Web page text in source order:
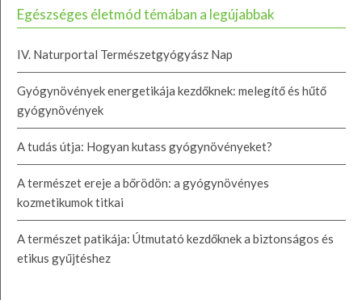
Egészséges életmód témában a legújabbak
IV. Naturportal Természetgyógyász Nap
Gyógynövények energetikája kezdőknek: melegítő és hűtő
gyógynövények
A tudás útja: Hogyan kutass gyógynövényeket?
A természet ereje a bőrödön: a gyógynövényes
kozmetikumok titkai
A természet patikája: Útmutató kezdőknek a biztonságos és
etikus gyűjtéshez